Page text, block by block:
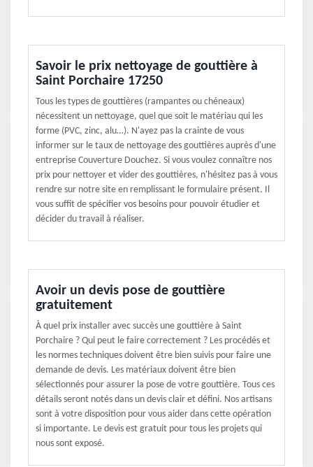
Savoir le prix nettoyage de gouttière à
Saint Porchaire 17250
Tous les types de gouttières (rampantes ou chéneaux)
nécessitent un nettoyage, quel que soit le matériau qui les
forme (PVC, zinc, alu…). N'ayez pas la crainte de vous
informer sur le taux de nettoyage des gouttières auprès d'une
entreprise Couverture Douchez. Si vous voulez connaître nos
prix pour nettoyer et vider des gouttières, n'hésitez pas à vous
rendre sur notre site en remplissant le formulaire présent. Il
vous suffit de spécifier vos besoins pour pouvoir étudier et
décider du travail à réaliser.
Avoir un devis pose de gouttière
gratuitement
À quel prix installer avec succès une gouttière à Saint
Porchaire ? Qui peut le faire correctement ? Les procédés et
les normes techniques doivent être bien suivis pour faire une
demande de devis. Les matériaux doivent être bien
sélectionnés pour assurer la pose de votre gouttière. Tous ces
détails seront notés dans un devis clair et défini. Nos artisans
sont à votre disposition pour vous aider dans cette opération
si importante. Le devis est gratuit pour tous les projets qui
nous sont exposé.